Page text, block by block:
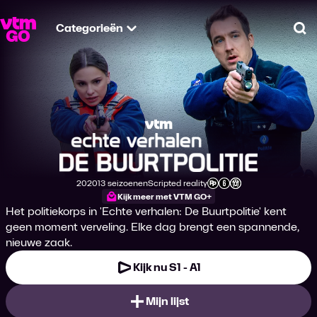
Categorieën
Echte Verhalen:
Productiejaar
202013 seizoenen
Genre
Scripted reality
Leeftijdsclassificatie
Kijk meer met VTM GO+
Het politiekorps in 'Echte verhalen: De Buurtpolitie' kent
geen moment verveling. Elke dag brengt een spannende,
nieuwe zaak.
Kijk nu S1 - A1
Mijn lijst